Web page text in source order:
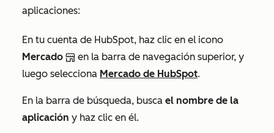
aplicaciones:
En tu cuenta de HubSpot, haz clic en el icono
Mercado
en la barra de navegación superior, y
luego selecciona Mercado de HubSpot.
En la barra de búsqueda, busca el nombre de la
aplicación y haz clic en él.